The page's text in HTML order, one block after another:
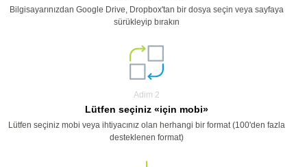
Bilgisayarınızdan Google Drive, Dropbox'tan bir dosya seçin veya sayfaya
sürükleyip bırakın
Adim 2
Lütfen seçiniz «için mobi»
Lütfen seçiniz mobi veya ihtiyacınız olan herhangi bir format (100'den fazla
desteklenen format)